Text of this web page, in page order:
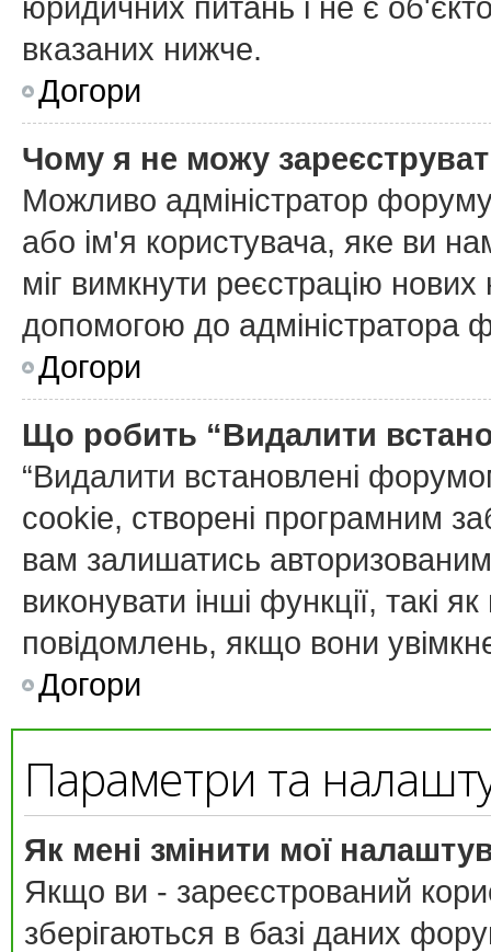
юридичних питань і не є
вказаних нижче.
Догори
Чому я не можу
Можливо адміністратор
або ім'я користувача, яке ви
міг вимкнути реєстрацію нових
допомогою до адміністратора
Догори
Що робить “Видалити
“Видалити встановлені
cookie, створені програмним
вам залишатись
виконувати інші функції, такі
повідомлень, якщо вони
Догори
Параметри та
Як мені змінити мої
Якщо ви - зареєстрований
зберігаються в базі даних